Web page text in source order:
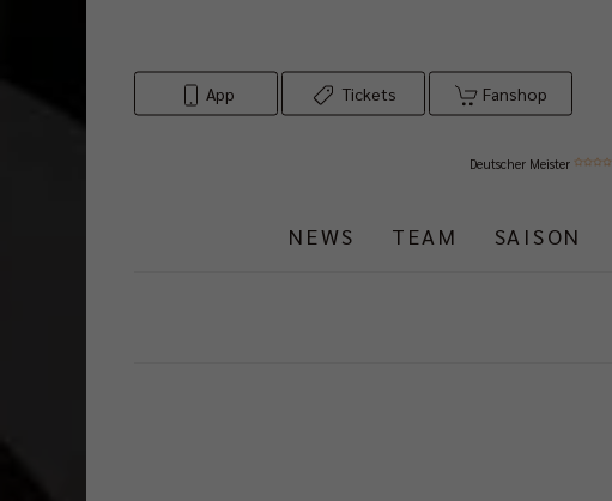
App Tickets Fanshop
Deutscher Meister
NEWS TEAM SAISON